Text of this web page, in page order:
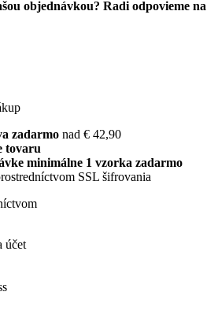
objednávkou? Radi odpovieme na
zadarmo nad € 42,90
tovaru
minimálne 1 vzorka zadarmo
SSL šifrovania
účet